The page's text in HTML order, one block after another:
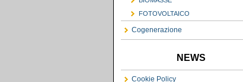
FOTOVOLTAICO
Cogenerazione
NEWS
Cookie Policy